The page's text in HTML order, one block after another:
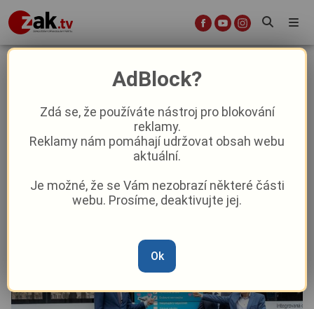
Karlovarský kraj apeluje na zdraví:
Startuje kampaň prevence pro
obyvatele
Aktuality Aktuálně Z kraje
Anna Raková –13. 2. 14:29
AdBlock?
Zdá se, že používáte nástroj pro blokování
reklamy.
Reklamy nám pomáhají udržovat obsah webu
aktuální.
Je možné, že se Vám nezobrazí některé části
webu. Prosíme, deaktivujte jej.
Ok